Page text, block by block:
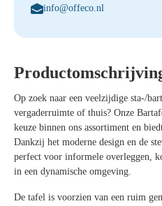
info@offeco.nl
Op zoek naar een veelzijdige sta-/
vergaderruimte of thuis? Onze
keuze binnen ons assortiment en
Dankzij het moderne design en de
perfect voor informele overleggen,
in een dynamische omgeving.
De tafel is voorzien van een ruim